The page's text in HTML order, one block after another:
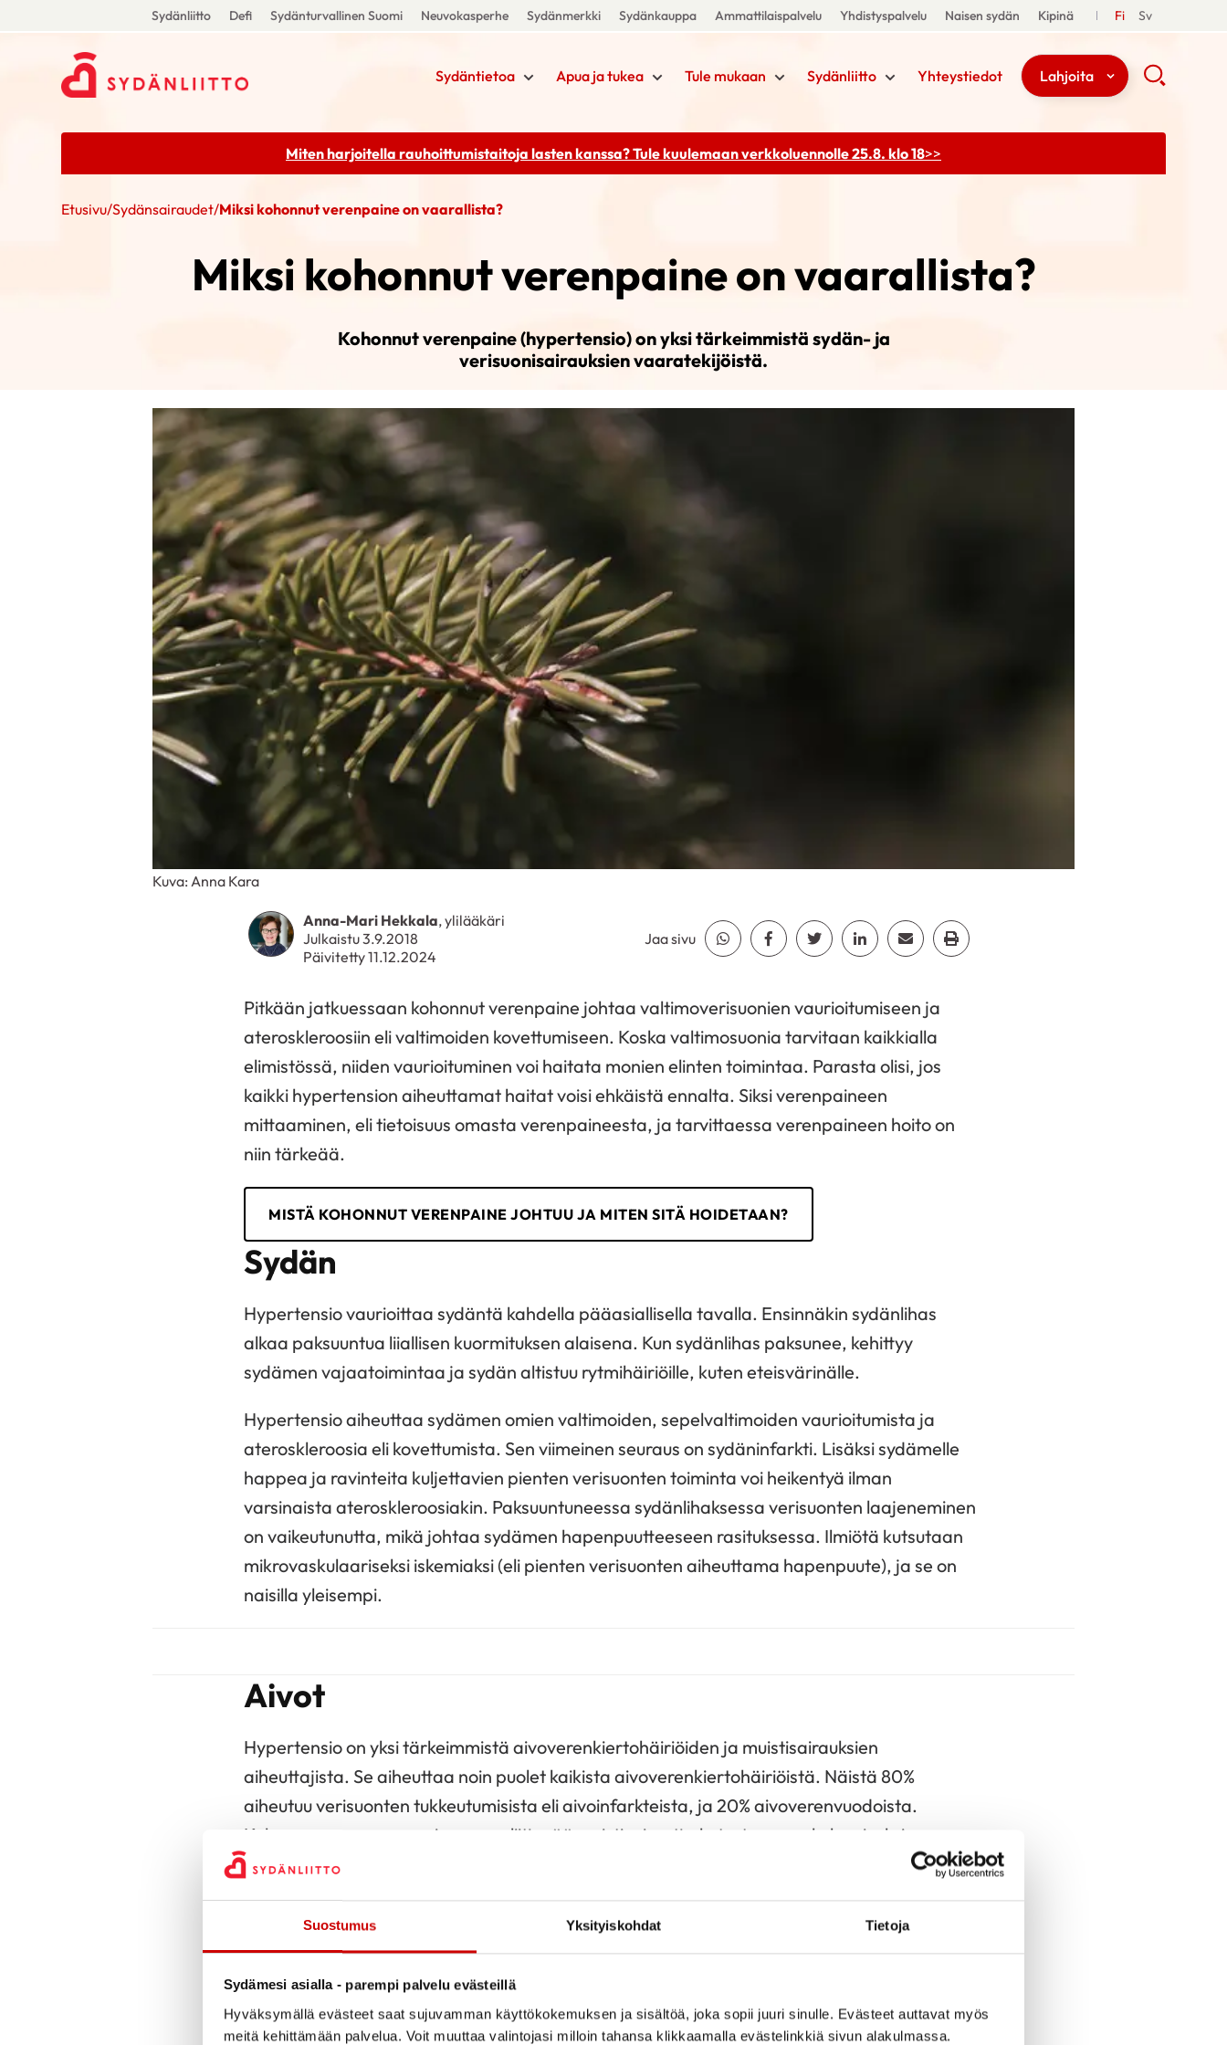
Suostumus Yksityiskohdat Tietoja
Sydämesi asialla - parempi palvelu evästeillä
Hyväksymällä evästeet saat sujuvamman käyttökokemuksen ja sisältöä, joka sopii juuri sinulle. Evästeet auttavat myös
meitä kehittämään palvelua. Voit muuttaa valintojasi milloin tahansa klikkaamalla evästelinkkiä sivun alakulmassa.
Sydänliitto Defi Sydänturvallinen Suomi Neuvokasperhe Sydänmerkki Sydänkauppa Ammattilaispalvelu Yhdistyspalvelu Naisen sydän Kipinä Fi Sv
Sydäntietoa Apua ja tukea Tule mukaan Sydänliitto Yhteystiedot Lahjoita
Miten harjoitella rauhoittumistaitoja lasten kanssa? Tule kuulemaanverkkoluennolle 25.8. klo 18>>
Etusivu/Sydänsairaudet/Miksi kohonnut verenpaine on vaarallista?
Miksi kohonnut verenpaine on vaarallista?
Kohonnut verenpaine (hypertensio) on yksi tärkeimmistä sydän- ja
verisuonisairauksien vaaratekijöistä.
Anna-Mari Hekkala, ylilääkäri
Julkaistu 3.9.2018
Päivitetty 11.12.2024
Jaa sivu Jaa Whatsapp
Jaa Facebook
Jaa TwitterJaa LinkedinJaa EmailJaa Print
Kuva: Anna Kara
Pitkään jatkuessaan kohonnut verenpaine johtaa valtimoverisuonien vaurioitumiseen ja
ateroskleroosiin eli valtimoiden kovettumiseen. Koska valtimosuonia tarvitaan kaikkialla
elimistössä, niiden vaurioituminen voi haitata monien elinten toimintaa. Parasta olisi, jos
kaikki hypertension aiheuttamat haitat voisi ehkäistä ennalta. Siksi verenpaineen
mittaaminen, eli tietoisuus omasta verenpaineesta, ja tarvittaessa verenpaineen hoito on
niin tärkeää.
MISTÄ KOHONNUT VERENPAINE JOHTUU JA MITEN SITÄ HOIDETAAN?
Sydän
Hypertensio vaurioittaa sydäntä kahdella pääasiallisella tavalla. Ensinnäkin sydänlihas
alkaa paksuuntua liiallisen kuormituksen alaisena. Kun sydänlihas paksunee, kehittyy
sydämen vajaatoimintaa ja sydän altistuu rytmihäiriöille, kuten eteisvärinälle.
Hypertensio aiheuttaa sydämen omien valtimoiden, sepelvaltimoiden vaurioitumista ja
ateroskleroosia eli kovettumista. Sen viimeinen seuraus on sydäninfarkti. Lisäksi sydämelle
happea ja ravinteita kuljettavien pienten verisuonten toiminta voi heikentyä ilman
varsinaista ateroskleroosiakin. Paksuuntuneessa sydänlihaksessa verisuonten laajeneminen
on vaikeutunutta, mikä johtaa sydämen hapenpuutteeseen rasituksessa. Ilmiötä kutsutaan
mikrovaskulaariseksi iskemiaksi (eli pienten verisuonten aiheuttama hapenpuute), ja se on
naisilla yleisempi.
Aivot
Hypertensio on yksi tärkeimmistä aivoverenkiertohäiriöiden ja muistisairauksien
aiheuttajista. Se aiheuttaa noin puolet kaikista aivoverenkiertohäiriöistä. Näistä 80%
aiheutuu verisuonten tukkeutumisista eli aivoinfarkteista, ja 20% aivoverenvuodoista.
Kohonneeseen verenpaineeseen liittyvää muistisairautta kutsutaan vaskulaariseksi
dementiaksi, ja se on Alzheimerin taudin jälkeen yleisin dementian muoto länsimaissa.
Aortta
verenpaine rasittaa myös suurta päävaltimoa, aorttaa, ja voi aiheuttaa aortan repeämistä
(dissekaatio) tai pullistumia (aneurysmia).